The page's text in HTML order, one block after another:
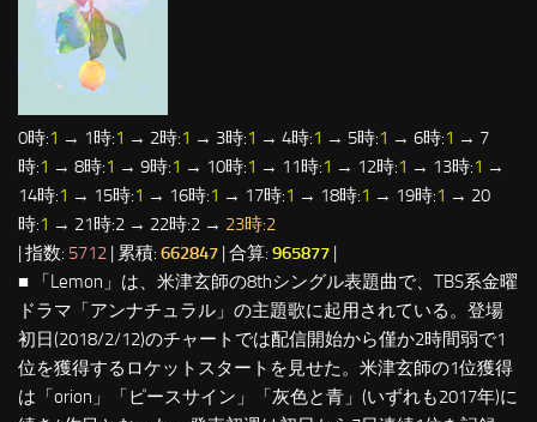
0時:1 → 1時:1 → 2時:1 → 3時:1 → 4時:1 → 5時:1 → 6時:1 → 7
時:1 → 8時:1 → 9時:1 → 10時:1 → 11時:1 → 12時:1 → 13時:1 →
14時:1 → 15時:1 → 16時:1 → 17時:1 → 18時:1 → 19時:1 → 20
時:1 → 21時:2 → 22時:2 → 23時:2
| 指数: 5712 | 累積: 662847 | 合算: 965877 |
■ 「Lemon」は、米津玄師の8thシングル表題曲で、TBS系金曜
ドラマ「アンナチュラル」の主題歌に起用されている。登場
初日(2018/2/12)のチャートでは配信開始から僅か2時間弱で1
位を獲得するロケットスタートを見せた。米津玄師の1位獲得
は「orion」「ピースサイン」「灰色と青」(いずれも2017年)に